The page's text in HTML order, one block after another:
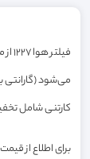
می‌شود (گارانتی
کارتنی شامل
برای اطلاع از